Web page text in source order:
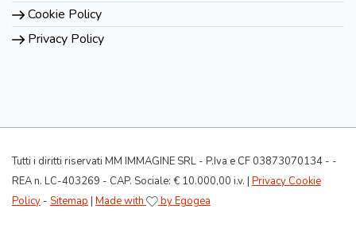
Cookie Policy
Privacy Policy
Tutti i diritti riservati MM IMMAGINE SRL - P.Iva e CF 03873070134 - -
REA n. LC-403269 - CAP. Sociale: € 10.000,00 i.v. | Privacy Cookie
Policy - Sitemap | Made with by Egogea